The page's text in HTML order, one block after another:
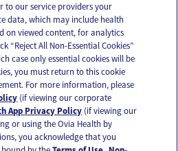
to our service providers your
data, which may include health
on viewed content, for analytics
“Reject All Non-Essential Cookies”
case only essential cookies will be
you must return to this cookie
For more information, please
(if viewing our corporate
App Privacy Policy (if viewing our
or using the Ovia Health by
you acknowledge that you